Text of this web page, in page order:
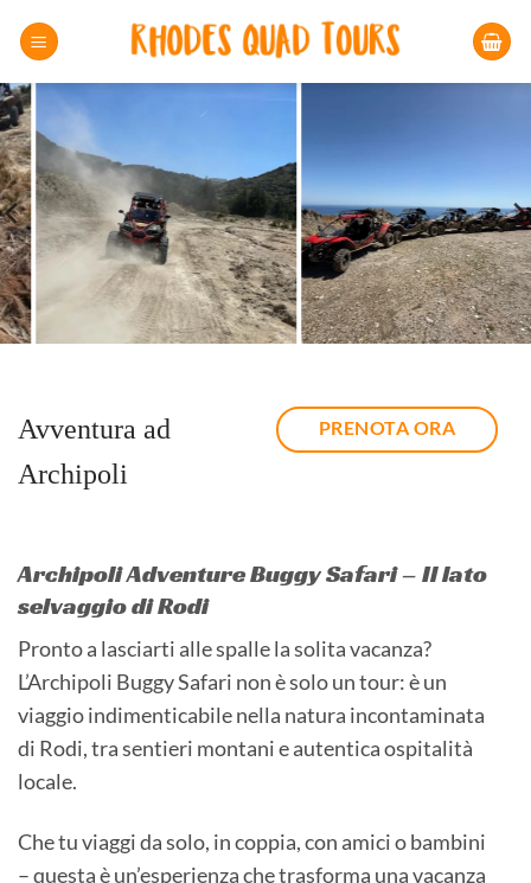
Avventura ad
Archipoli
PRENOTA ORA
Archipoli Adventure Buggy Safari – Il lato
selvaggio di Rodi
Pronto a lasciarti alle spalle la solita vacanza?
L’Archipoli Buggy Safari non è solo un tour: è un
viaggio indimenticabile nella natura incontaminata
di Rodi, tra sentieri montani e autentica ospitalità
locale.
Che tu viaggi da solo, in coppia, con amici o bambini
– questa è un’esperienza che trasforma una vacanza